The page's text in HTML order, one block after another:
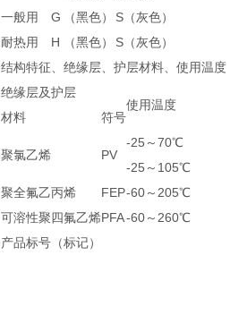
一般用
G （黑色）
S（灰色）
耐热用
H （黑色）
S（灰色）
结构特征、绝缘层、护层材料、使用温度
绝缘层及护层
使用温度
材料
符号
聚氯乙烯 PV
-25～70℃
-25～105℃
聚全氟乙丙烯
FEP-60～205℃
可溶性聚四氟乙烯PFA-60～260℃
产品标号（标记）